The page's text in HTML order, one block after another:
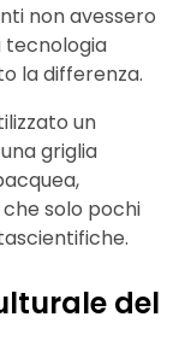
non avessero
tecnologia
la differenza.
un
griglia
solo pochi
del